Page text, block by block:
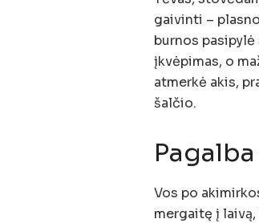
gaivinti –
burnos
įkvėpimas, o
atmerkė akis,
šalčio.
Vos po
mergaitę į